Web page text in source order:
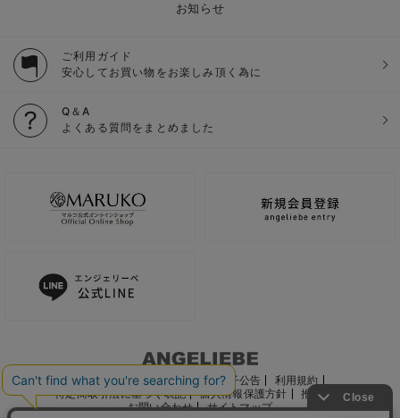
お知らせ
ご利用ガイド
安心してお買い物をお楽しみ頂く為に
Q＆A
よくある質問をまとめました
ご利用ガイド 会社概要 電子公告
利用規約
特定商取引法に基づく表記
個人情報保護方針
推奨環境
お問い合わせ
サイトマップ